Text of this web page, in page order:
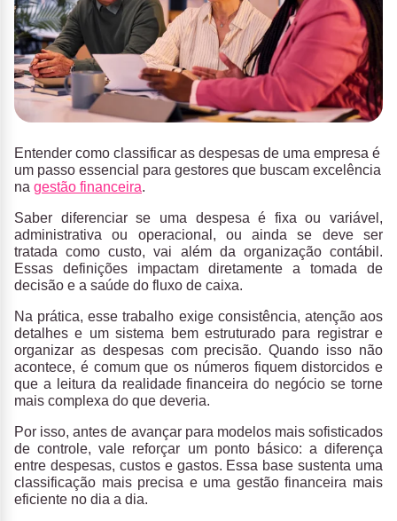
Entender como classificar as despesas de uma empresa é
um passo essencial para gestores que buscam excelência
na gestão financeira.
Saber diferenciar se uma despesa é fixa ou variável,
administrativa ou operacional, ou ainda se deve ser
tratada como custo, vai além da organização contábil.
Essas definições impactam diretamente a tomada de
decisão e a saúde do fluxo de caixa.
Na prática, esse trabalho exige consistência, atenção aos
detalhes e um sistema bem estruturado para registrar e
organizar as despesas com precisão. Quando isso não
acontece, é comum que os números fiquem distorcidos e
que a leitura da realidade financeira do negócio se torne
mais complexa do que deveria.
Por isso, antes de avançar para modelos mais sofisticados
de controle, vale reforçar um ponto básico: a diferença
entre despesas, custos e gastos. Essa base sustenta uma
classificação mais precisa e uma gestão financeira mais
eficiente no dia a dia.